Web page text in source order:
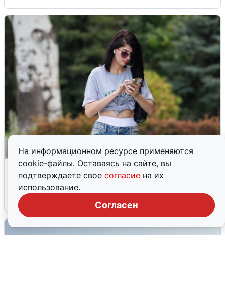
На информационном ресурсе применяются
cookie-файлы. Оставаясь на сайте, вы
подтверждаете свое согласие на их
использование.
Согласен
Волгоградцы остались без
мобильного интернета
6 августа